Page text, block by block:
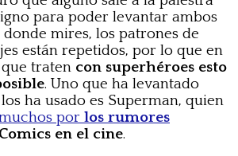
para poder levantar ambos
mires, los patrones de
están repetidos, por lo que en
traten con superhéroes esto
. Uno que ha levantado
ha usado es Superman, quien
por los rumores
en el cine.